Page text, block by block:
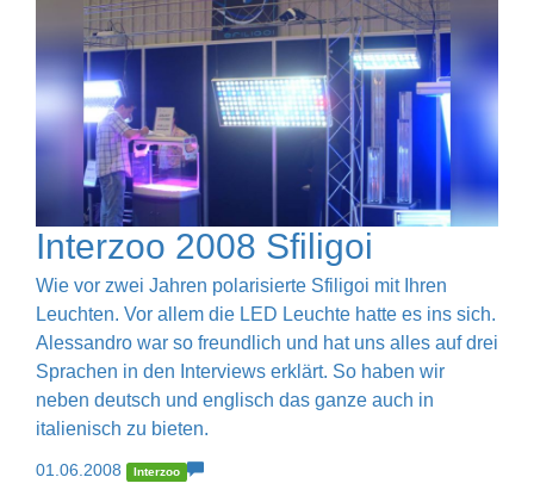
Interzoo 2008 Sfiligoi
Wie vor zwei Jahren polarisierte Sfiligoi mit Ihren
Leuchten. Vor allem die LED Leuchte hatte es ins sich.
Alessandro war so freundlich und hat uns alles auf drei
Sprachen in den Interviews erklärt. So haben wir
neben deutsch und englisch das ganze auch in
italienisch zu bieten.
01.06.2008 Interzoo